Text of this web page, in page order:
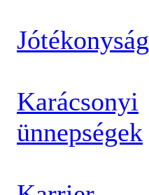
Jótékonyság
Karácsonyi
ünnepségek